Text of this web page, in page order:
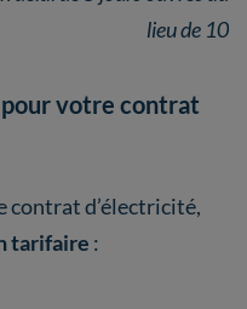
lieu de 10
votre contrat
contrat d’électricité,
tarifaire :